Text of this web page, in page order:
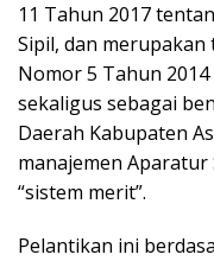
11 Tahun 2017
Sipil, dan
Nomor 5 Tahun
sekaligus sebagai
Daerah Kabupaten
manajemen
“sistem merit”.
Pelantikan ini